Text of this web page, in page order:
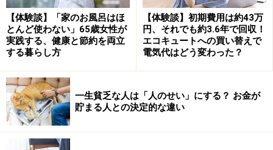
コツ行うこと、というように静・動バランスよく取り組
んでみるのがよいでしょう。
●身体を動かし、リフレッシュできる趣味
トレーニングにジムへ通ったり、ランニングに参加した
りすれば、爽快感・達成感が味わえ、健康管理にもつな
がります。運動よりも音楽に合わせて動くのが好きなの
であれば、バレエやフラダンスなども人気があります。
上達の成果を披露する発表会に参加すれば、生きがい、
【体験談】「家のお風呂はほ
とんど使わない」65歳女性が
実践する、健康と節約を両立
する暮らし方
【体験談】初期費用は約43万
円、それでも約3.6年で回収！
エコキュートへの買い替えで
電気代はどう変わった？
一生貧乏な人は「人のせい」にする？ お金が
貯まる人との決定的な違い